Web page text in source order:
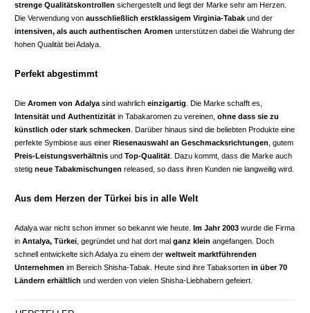
strenge Qualitätskontrollen sichergestellt und liegt der Marke sehr am Herzen.
Die Verwendung von ausschließlich erstklassigem Virginia-Tabak und der
intensiven, als auch authentischen Aromen unterstützen dabei die Wahrung der
hohen Qualität bei Adalya.
Perfekt abgestimmt
Die Aromen von Adalya sind wahrlich einzigartig . Die Marke schafft es,
Intensität und Authentizität in Tabakaromen zu vereinen, ohne dass sie zu
künstlich oder stark schmecken . Darüber hinaus sind die beliebten Produkte eine
perfekte Symbiose aus einer Riesenauswahl an Geschmacksrichtungen , gutem
Preis-Leistungsverhältnis und Top-Qualität . Dazu kommt, dass die Marke auch
stetig neue Tabakmischungen released, so dass ihren Kunden nie langweilig wird.
Aus dem Herzen der Türkei bis in alle Welt
Adalya war nicht schon immer so bekannt wie heute. Im Jahr 2003 wurde die Firma
in Antalya, Türkei , gegründet und hat dort mal ganz klein angefangen. Doch
schnell entwickelte sich Adalya zu einem der weltweit marktführenden
Unternehmen im Bereich Shisha-Tabak. Heute sind ihre Tabaksorten in über 70
Ländern erhältlich und werden von vielen Shisha-Liebhabern gefeiert.